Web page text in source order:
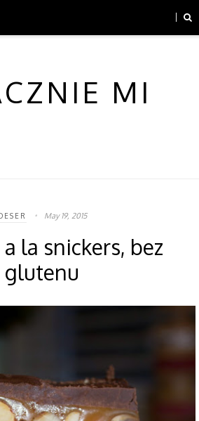
MI
May 19, 2015
la snickers, bez
glutenu